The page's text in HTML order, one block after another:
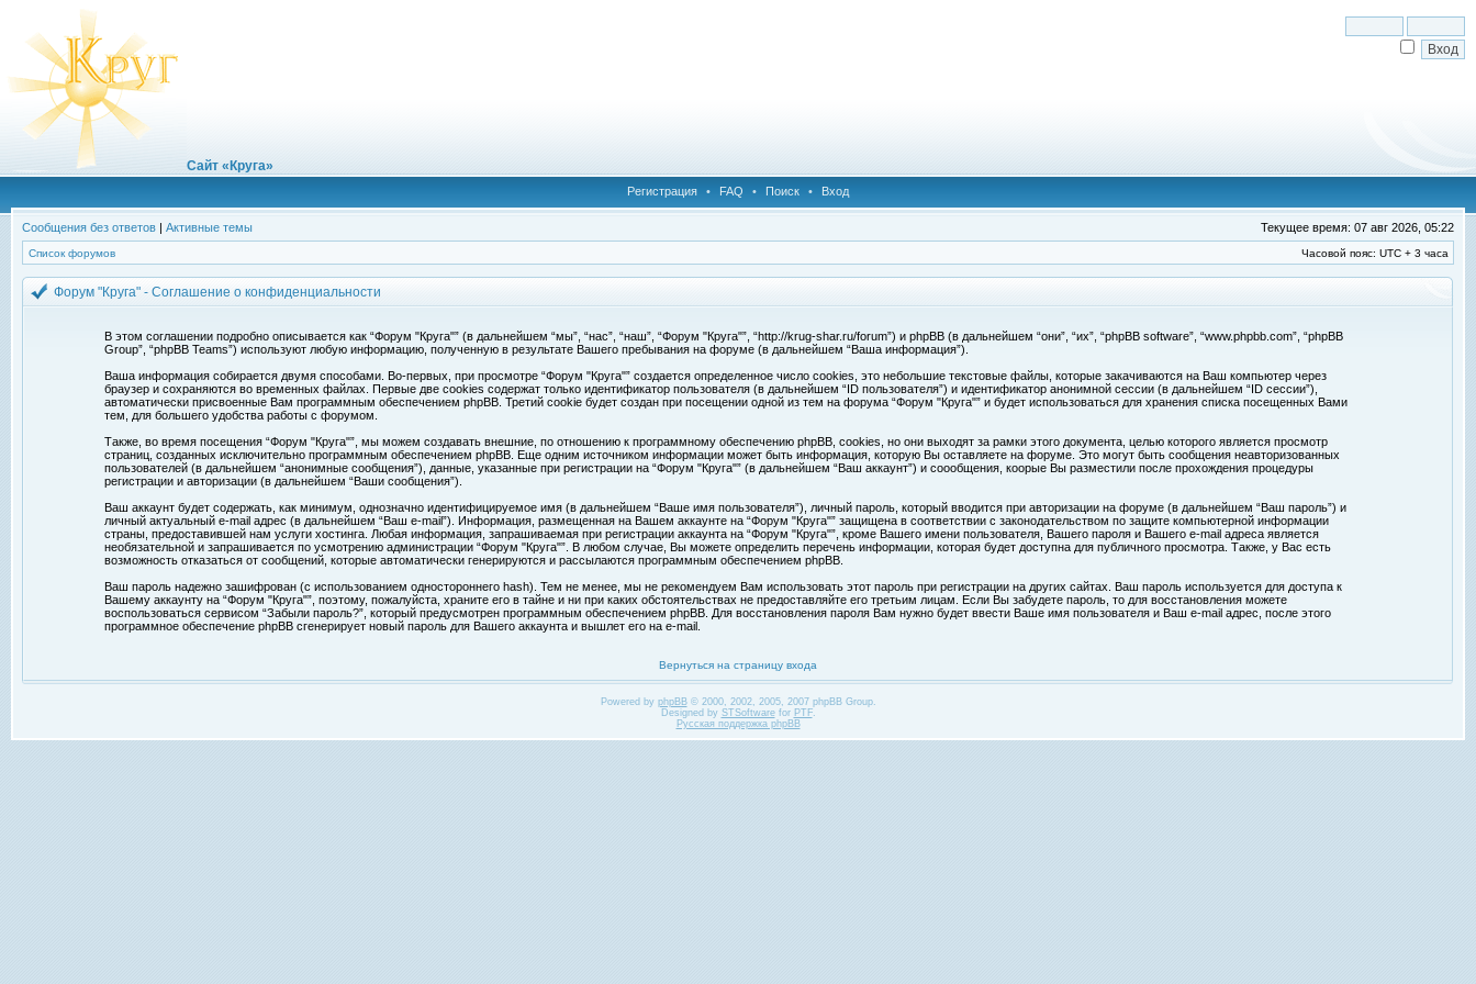
Сайт «Круга»
Регистрация • FAQ • Поиск • Вход
Сообщения без ответов | Активные темы Текущее время: 07 авг 2026, 05:22
Список форумов Часовой пояс: UTC + 3 часа
Форум "Круга" - Соглашение о конфиденциальности
В этом соглашении подробно описывается как “Форум "Круга"” (в дальнейшем “мы”, “нас”, “наш”, “Форум "Круга"”, “http://krug-shar.ru/forum”) и phpBB (в дальнейшем “они”, “их”, “phpBB software”, “www.phpbb.com”, “phpBB
Group”, “phpBB Teams”) используют любую информацию, полученную в результате Вашего пребывания на форуме (в дальнейшем “Ваша информация”).
Ваша информация собирается двумя способами. Во-первых, при просмотре “Форум "Круга"” создается определенное число cookies, это небольшие текстовые файлы, которые закачиваются на Ваш компьютер через
браузер и сохраняются во временных файлах. Первые две cookies содержат только идентификатор пользователя (в дальнейшем “ID пользователя”) и идентификатор анонимной сессии (в дальнейшем “ID сессии”),
автоматически присвоенные Вам программным обеспечением phpBB. Третий cookie будет создан при посещении одной из тем на форума “Форум "Круга"” и будет использоваться для хранения списка посещенных Вами
тем, для большего удобства работы с форумом.
Также, во время посещения “Форум "Круга"”, мы можем создавать внешние, по отношению к программному обеспечению phpBB, cookies, но они выходят за рамки этого документа, целью которого является просмотр
страниц, созданных исключительно программным обеспечением phpBB. Еще одним источником информации может быть информация, которую Вы оставляете на форуме. Это могут быть сообщения неавторизованных
пользователей (в дальнейшем “анонимные сообщения”), данные, указанные при регистрации на “Форум "Круга"” (в дальнейшем “Ваш аккаунт”) и соообщения, коорые Вы разместили после прохождения процедуры
регистрации и авторизации (в дальнейшем “Ваши сообщения”).
Ваш аккаунт будет содержать, как минимум, однозначно идентифицируемое имя (в дальнейшем “Ваше имя пользователя”), личный пароль, который вводится при авторизации на форуме (в дальнейшем “Ваш пароль”) и
личный актуальный e-mail адрес (в дальнейшем “Ваш e-mail”). Информация, размещенная на Вашем аккаунте на “Форум "Круга"” защищена в соответствии с законодательством по защите компьютерной информации
страны, предоставившей нам услуги хостинга. Любая информация, запрашиваемая при регистрации аккаунта на “Форум "Круга"”, кроме Вашего имени пользователя, Вашего пароля и Вашего e-mail адреса является
необязательной и запрашивается по усмотрению администрации “Форум "Круга"”. В любом случае, Вы можете определить перечень информации, которая будет доступна для публичного просмотра. Также, у Вас есть
возможность отказаться от сообщений, которые автоматически генерируются и рассылаются программным обеспечением phpBB.
Ваш пароль надежно зашифрован (с использованием одностороннего hash). Тем не менее, мы не рекомендуем Вам использовать этот пароль при регистрации на других сайтах. Ваш пароль используется для доступа к
Вашему аккаунту на “Форум "Круга"”, поэтому, пожалуйста, храните его в тайне и ни при каких обстоятельствах не предоставляйте его третьим лицам. Если Вы забудете пароль, то для восстановления можете
воспользоваться сервисом “Забыли пароль?”, который предусмотрен программным обеспечением phpBB. Для восстановления пароля Вам нужно будет ввести Ваше имя пользователя и Ваш e-mail адрес, после этого
программное обеспечение phpBB сгенерирует новый пароль для Вашего аккаунта и вышлет его на e-mail.
Вернуться на страницу входа
Powered by phpBB© 2000, 2002, 2005, 2007 phpBB Group.
Designed by STSoftwarefor PTF.
Русская поддержка phpBB